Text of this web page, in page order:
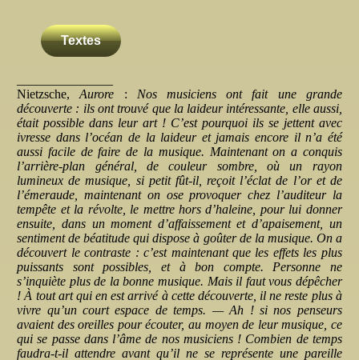
Textes
Nietzsche,Aurore : Nos musiciens ont fait une grande
découverte : ils ont trouvé que la laideur intéressante, elle aussi,
était possible dans leur art ! C’est pourquoi ils se jettent avec
ivresse dans l’océan de la laideur et jamais encore il n’a été
aussi facile de faire de la musique. Maintenant on a conquis
l’arrière-plan général, de couleur sombre, où un rayon
lumineux de musique, si petit fût-il, reçoit l’éclat de l’or et de
l’émeraude, maintenant on ose provoquer chez l’auditeur la
tempête et la révolte, le mettre hors d’haleine, pour lui donner
ensuite, dans un moment d’affaissement et d’apaisement, un
sentiment de béatitude qui dispose à goûter de la musique. On a
découvert le contraste : c’est maintenant que les effets les plus
puissants sont possibles, et à bon compte. Personne ne
s’inquiète plus de la bonne musique. Mais il faut vous dépêcher
! À tout art qui en est arrivé à cette découverte, il ne reste plus à
vivre qu’un court espace de temps. — Ah ! si nos penseurs
avaient des oreilles pour écouter, au moyen de leur musique, ce
qui se passe dans l’âme de nos musiciens ! Combien de temps
faudra-t-il attendre avant qu’il ne se représente une pareille